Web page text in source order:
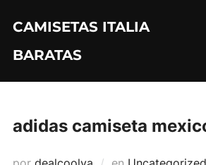
contenido
CAMISETAS ITALIA
BARATAS
adidas camiseta